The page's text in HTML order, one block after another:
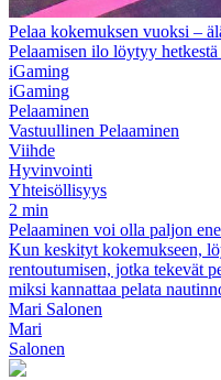
Pelaa kokemuksen vuoksi –
Pelaamisen ilo löytyy
iGaming
iGaming
Pelaaminen
Vastuullinen Pelaaminen
Viihde
Hyvinvointi
Yhteisöllisyys
2 min
Pelaaminen voi olla paljon
Kun keskityt kokemukseen,
rentoutumisen, jotka tekevät
miksi kannattaa pelata
Mari Salonen
Mari
Salonen